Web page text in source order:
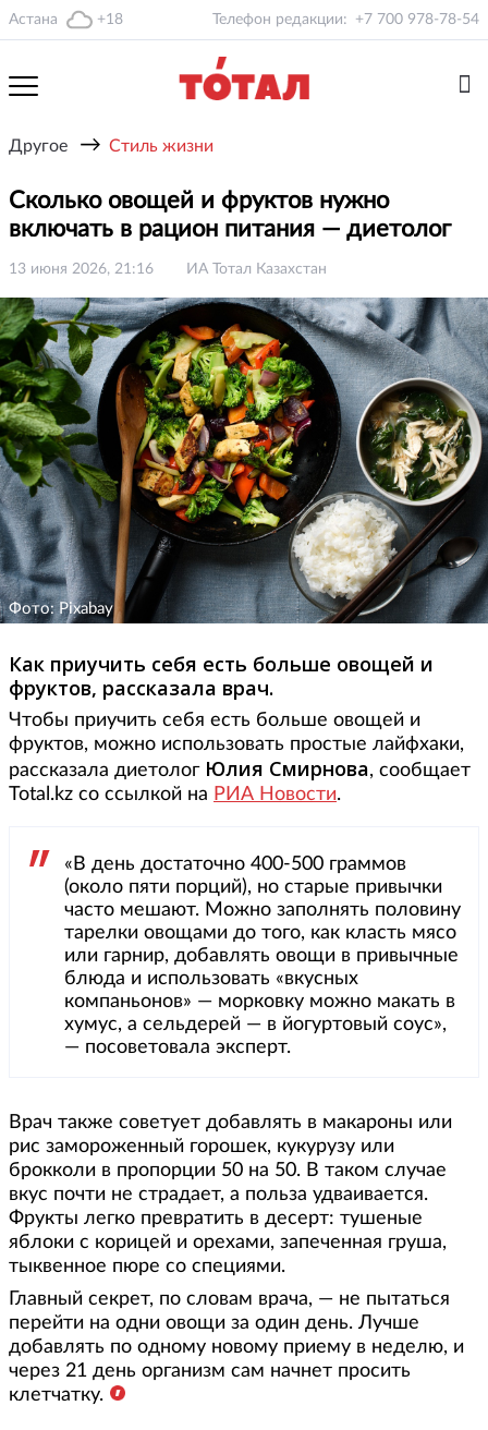
Астана +18 Телефон редакции: +7 700 978-78-54
Другое → Стиль жизни
Сколько овощей и фруктов нужно
включать в рацион питания — диетолог
13 июня 2026, 21:16 ИА Тотал Казахстан
Фото: Pixabay
Как приучить себя есть больше овощей и
фруктов, рассказала врач.
Чтобы приучить себя есть больше овощей и
фруктов, можно использовать простые лайфхаки,
рассказала диетолог Юлия Смирнова, сообщает
Total.kz со ссылкой на РИА Новости.
«В день достаточно 400-500 граммов
(около пяти порций), но старые привычки
часто мешают. Можно заполнять половину
тарелки овощами до того, как класть мясо
или гарнир, добавлять овощи в привычные
блюда и использовать «вкусных
компаньонов» — морковку можно макать в
хумус, а сельдерей — в йогуртовый соус»,
— посоветовала эксперт.
Врач также советует добавлять в макароны или
рис замороженный горошек, кукурузу или
брокколи в пропорции 50 на 50. В таком случае
вкус почти не страдает, а польза удваивается.
Фрукты легко превратить в десерт: тушеные
яблоки с корицей и орехами, запеченная груша,
тыквенное пюре со специями.
Главный секрет, по словам врача, — не пытаться
перейти на одни овощи за один день. Лучше
добавлять по одному новому приему в неделю, и
через 21 день организм сам начнет просить
клетчатку.